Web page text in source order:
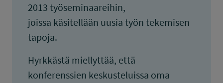
2013 työseminaareihin,
joissa käsitellään uusia työn tekemisen
tapoja.
Hyrkkästä miellyttää, että
konferenssien keskusteluissa oma